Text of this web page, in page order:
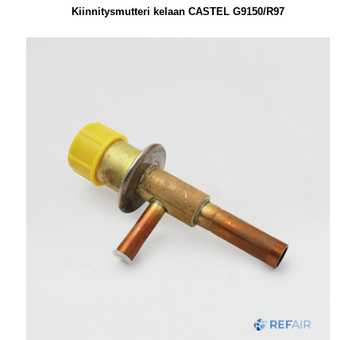
Kiinnitysmutteri kelaan CASTEL G9150/R97